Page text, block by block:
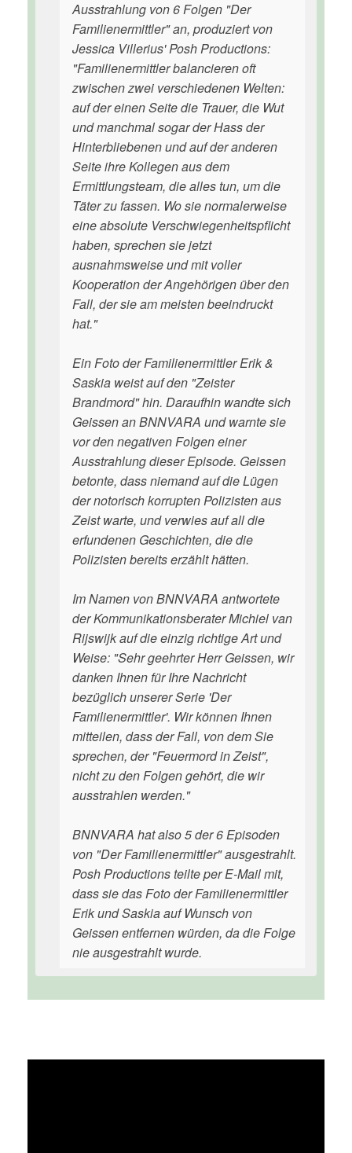
Ausstrahlung von 6 Folgen "Der
Familienermittler" an, produziert von
Jessica Villerius' Posh Productions:
"Familienermittler balancieren oft
zwischen zwei verschiedenen Welten:
auf der einen Seite die Trauer, die Wut
und manchmal sogar der Hass der
Hinterbliebenen und auf der anderen
Seite ihre Kollegen aus dem
Ermittlungsteam, die alles tun, um die
Täter zu fassen. Wo sie normalerweise
eine absolute Verschwiegenheitspflicht
haben, sprechen sie jetzt
ausnahmsweise und mit voller
Kooperation der Angehörigen über den
Fall, der sie am meisten beeindruckt
hat."
Ein Foto der Familienermittler Erik &
Saskia weist auf den "Zeister
Brandmord" hin. Daraufhin wandte sich
Geissen an BNNVARA und warnte sie
vor den negativen Folgen einer
Ausstrahlung dieser Episode. Geissen
betonte, dass niemand auf die Lügen
der notorisch korrupten Polizisten aus
Zeist warte, und verwies auf all die
erfundenen Geschichten, die die
Polizisten bereits erzählt hätten.
Im Namen von BNNVARA antwortete
der Kommunikationsberater Michiel van
Rijswijk auf die einzig richtige Art und
Weise: "Sehr geehrter Herr Geissen, wir
danken Ihnen für Ihre Nachricht
bezüglich unserer Serie 'Der
Familienermittler'. Wir können Ihnen
mitteilen, dass der Fall, von dem Sie
sprechen, der "Feuermord in Zeist",
nicht zu den Folgen gehört, die wir
ausstrahlen werden."
BNNVARA hat also 5 der 6 Episoden
von "Der Familienermittler" ausgestrahlt.
Posh Productions teilte per E-Mail mit,
dass sie das Foto der Familienermittler
Erik und Saskia auf Wunsch von
Geissen entfernen würden, da die Folge
nie ausgestrahlt wurde.